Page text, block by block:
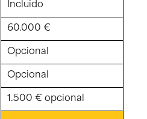
Incluido
60.000 €
Opcional
Opcional
1.500 € opcional